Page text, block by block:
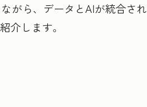
がら、データとAIが統合され
介します。